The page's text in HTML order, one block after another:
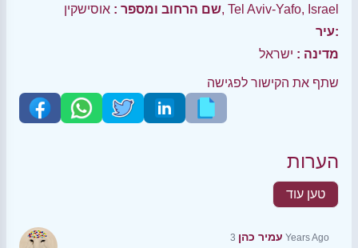
שם הרחוב ומספר :אוסישקין, Tel Aviv-Yafo, Israel
עיר:
מדינה : ישראל
שתף את הקישור לפגישה
הערות
טען עוד
עמיר כהן 3 Years Ago